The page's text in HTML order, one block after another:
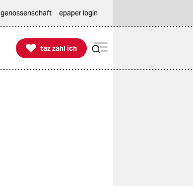
genossenschaft epaper login

taz zahl ich
taz zahl ich